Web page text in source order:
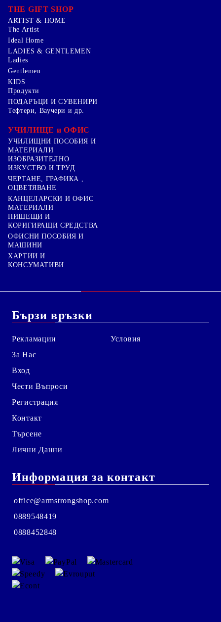
THE GIFT SHOP
ARTIST & HOME
The Artist
Ideal Home
LADIES & GENTLEMEN
Ladies
Gentlemen
KIDS
Продукти
ПОДАРЪЦИ И СУВЕНИРИ
Тефтери, Ваучери и др.
УЧИЛИЩЕ и ОФИС
УЧИЛИЩНИ ПОСОБИЯ И
МАТЕРИАЛИ
ИЗОБРАЗИТЕЛНО
ИЗКУСТВО И ТРУД
ЧЕРТАНЕ, ГРАФИКА ,
ОЦВЕТЯВАНЕ
КАНЦЕЛАРСКИ И ОФИС
МАТЕРИАЛИ
ПИШЕЩИ И
КОРИГИРАЩИ СРЕДСТВА
ОФИСНИ ПОСОБИЯ И
МАШИНИ
ХАРТИИ И
КОНСУМАТИВИ
Бързи връзки
Рекламации
За Нас
Вход
Чести Въпроси
Регистрация
Контакт
Търсене
Лични Данни
Условия
Информация за контакт
office@armstrongshop.com
0889548419
0888452848